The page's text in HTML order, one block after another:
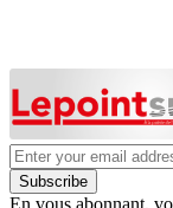
Subscribe
En vous abonnant,